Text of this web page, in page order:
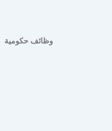
وظائف حكومية